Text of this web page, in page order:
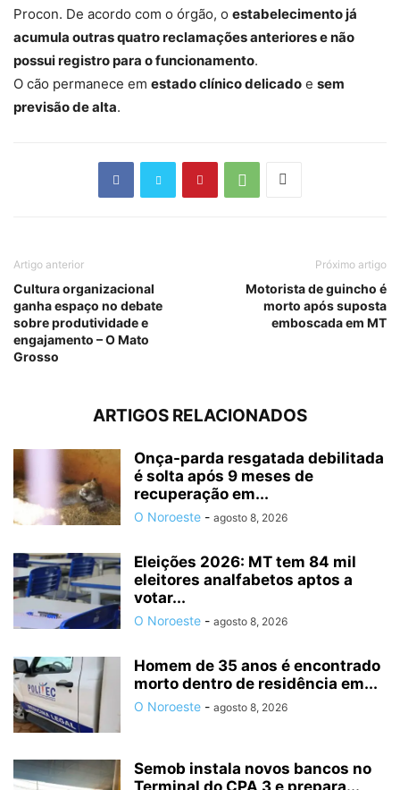
Procon. De acordo com o órgão, o estabelecimento já
acumula outras quatro reclamações anteriores e não
possui registro para o funcionamento.
O cão permanece em estado clínico delicado e sem
previsão de alta.
Artigo anterior
Cultura organizacional
ganha espaço no debate
sobre produtividade e
engajamento – O Mato
Grosso
Próximo artigo
Motorista de guincho é
morto após suposta
emboscada em MT
ARTIGOS RELACIONADOS
Onça-parda resgatada debilitada
é solta após 9 meses de
recuperação em...
O Noroeste - agosto 8, 2026
Eleições 2026: MT tem 84 mil
eleitores analfabetos aptos a
votar...
O Noroeste - agosto 8, 2026
Homem de 35 anos é encontrado
morto dentro de residência em...
O Noroeste - agosto 8, 2026
Semob instala novos bancos no
Terminal do CPA 3 e prepara...